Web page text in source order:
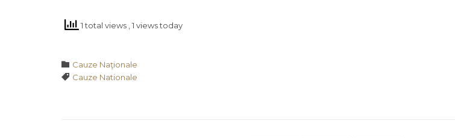
1 total views , 1 views today
 Category
Cauze Naţionale
 Tags
Cauze Nationale